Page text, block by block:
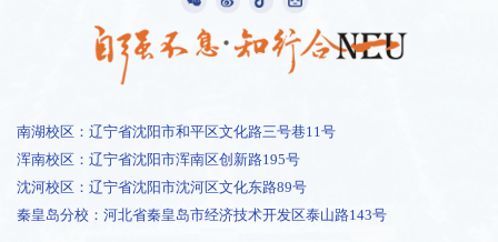
南湖校区：辽宁省沈阳市和平区文化路三号巷11号
浑南校区：辽宁省沈阳市浑南区创新路195号
沈河校区：辽宁省沈阳市沈河区文化东路89号
秦皇岛分校：河北省秦皇岛市经济技术开发区泰山路143号